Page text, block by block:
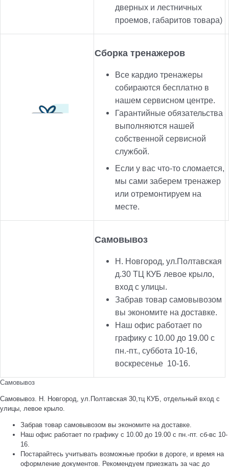
дверных и лестничных
проемов, габаритов товара)
Сборка тренажеров
Все кардио тренажеры
собираются бесплатно в
нашем сервисном центре.
Гарантийные обязательства
выполняются нашей
собственной сервисной
службой.
Если у вас что-то сломается,
мы сами заберем тренажер
или отремонтируем на
месте.
Самовывоз
Н. Новгород, ул.Полтавская
д.30 ТЦ КУБ левое крыло,
вход с улицы.
Забрав товар самовывозом
вы экономите на доставке.
Наш офис работает по
графику с 10.00 до 19.00 с
пн.-пт., суббота 10-16,
воскресенье 10-16.
Самовывоз
Самовывоз. Н. Новгород, ул.Полтавская 30,тц КУБ, отдельный вход с
улицы, левое крыло.
Забрав товар самовывозом вы экономите на доставке.
Наш офис работает по графику с 10.00 до 19.00 с пн.-пт. сб-вс 10-
16.
Постарайтесь учитывать возможные пробки в дороге, и время на
оформление документов. Рекомендуем приезжать за час до